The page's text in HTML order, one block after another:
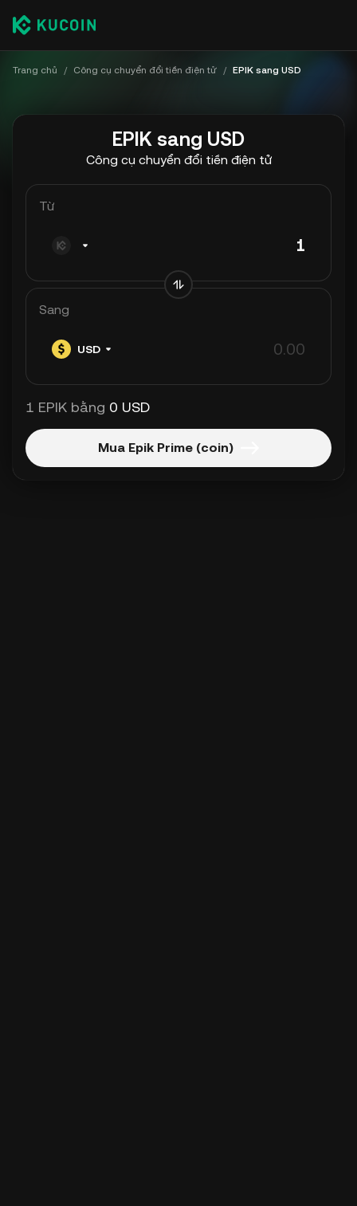
Trang chủ / Công cụ chuyển đổi tiền điện tử / EPIK sang USD
EPIK sang USD
Công cụ chuyển đổi tiền điện tử
Từ
Sang
USD
1 EPIK bằng 0 USD
Mua Epik Prime (coin)